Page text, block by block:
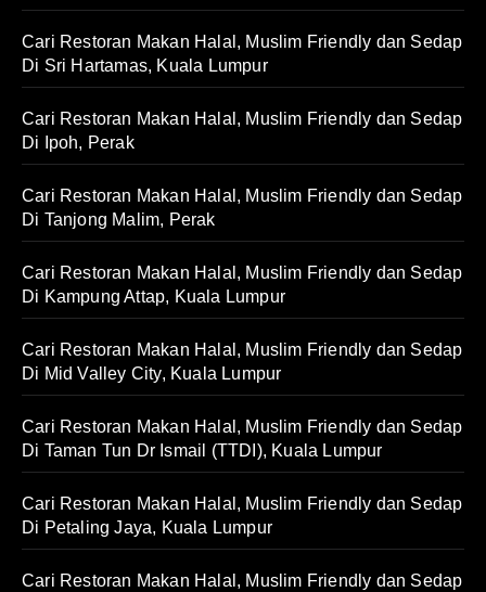
Cari Restoran Makan Halal, Muslim Friendly dan Sedap
Di Sri Hartamas, Kuala Lumpur
Cari Restoran Makan Halal, Muslim Friendly dan Sedap
Di Ipoh, Perak
Cari Restoran Makan Halal, Muslim Friendly dan Sedap
Di Tanjong Malim, Perak
Cari Restoran Makan Halal, Muslim Friendly dan Sedap
Di Kampung Attap, Kuala Lumpur
Cari Restoran Makan Halal, Muslim Friendly dan Sedap
Di Mid Valley City, Kuala Lumpur
Cari Restoran Makan Halal, Muslim Friendly dan Sedap
Di Taman Tun Dr Ismail (TTDI), Kuala Lumpur
Cari Restoran Makan Halal, Muslim Friendly dan Sedap
Di Petaling Jaya, Kuala Lumpur
Cari Restoran Makan Halal, Muslim Friendly dan Sedap